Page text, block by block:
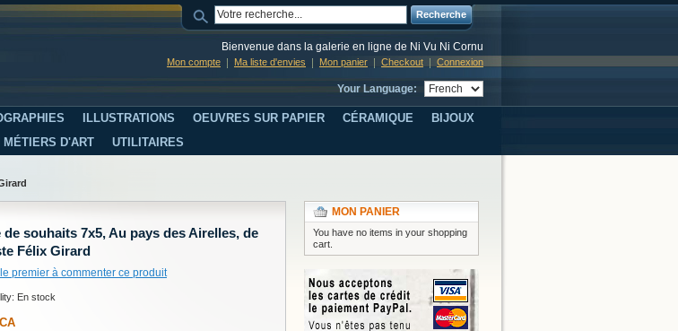
Recherche
Bienvenue dans la galerie en ligne de Ni Vu Ni Cornu
Mon compte Ma liste d'envies Mon panier Checkout Connexion
Your Language:
ILLUSTRATIONS OEUVRES SUR PAPIER CÉRAMIQUE
BIJOUX
D'ART UTILITAIRES
de souhaits 7x5, Au pays des Airelles, de
Félix Girard
premier à commenter ce produit
En stock
MON PANIER
You have no items in your shopping
cart.